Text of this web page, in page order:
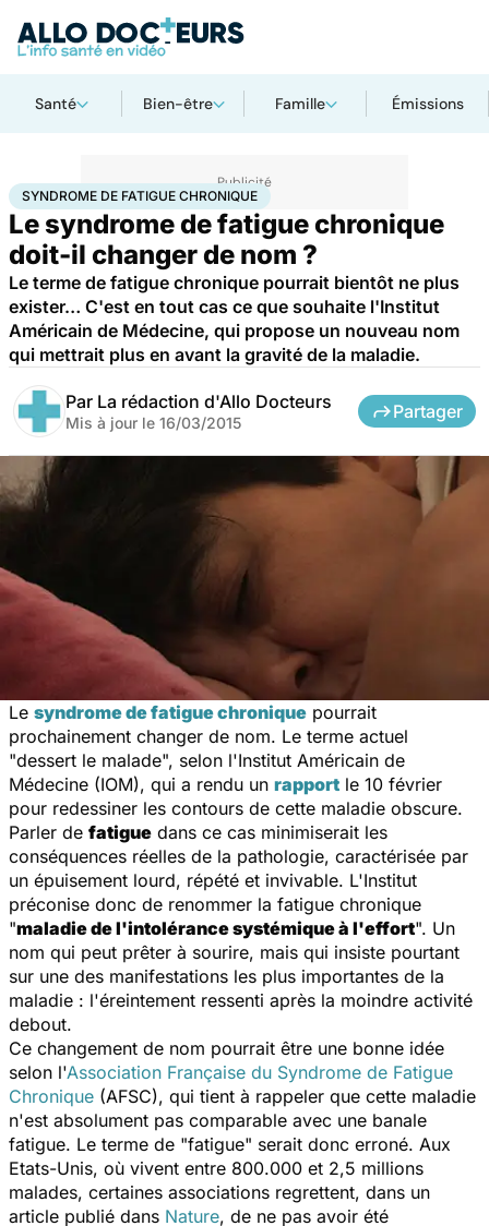
Santé Bien-être Famille Émissions
AccueilSanté Syndrome de fatigue chronique
SYNDROME DE FATIGUE CHRONIQUE
Le syndrome de fatigue chronique
doit-il changer de nom ?
Le terme de fatigue chronique pourrait bientôt ne plus
exister… C'est en tout cas ce que souhaite l'Institut
Américain de Médecine, qui propose un nouveau nom
qui mettrait plus en avant la gravité de la maladie.
Par La rédaction d'Allo Docteurs
Mis à jour le 16/03/2015
Partager
Le syndrome de fatigue chronique pourrait
prochainement changer de nom. Le terme actuel
"dessert le malade", selon l'Institut Américain de
Médecine (IOM), qui a rendu un rapport le 10 février
pour redessiner les contours de cette maladie obscure.
Parler de fatigue dans ce cas minimiserait les
conséquences réelles de la pathologie, caractérisée par
un épuisement lourd, répété et invivable. L'Institut
préconise donc de renommer la fatigue chronique
"maladie de l'intolérance systémique à l'effort". Un
nom qui peut prêter à sourire, mais qui insiste pourtant
sur une des manifestations les plus importantes de la
maladie : l'éreintement ressenti après la moindre activité
debout.
Ce changement de nom pourrait être une bonne idée
selon l'Association Française du Syndrome de Fatigue
Chronique (AFSC), qui tient à rappeler que cette maladie
n'est absolument pas comparable avec une banale
fatigue. Le terme de "fatigue" serait donc erroné. Aux
Etats-Unis, où vivent entre 800.000 et 2,5 millions
malades, certaines associations regrettent, dans un
article publié dans Nature, de ne pas avoir été